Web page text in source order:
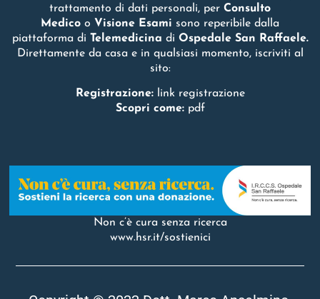
trattamento di dati personali, per Consulto
Medico o Visione Esami sono reperibile dalla
piattaforma di Telemedicina di Ospedale San Raffaele.
Direttamente da casa e in qualsiasi momento, iscriviti al
sito:
Registrazione:
link registrazione
Scopri come: pdf
Non c’è cura senza ricerca
www.hsr.it/sostienici